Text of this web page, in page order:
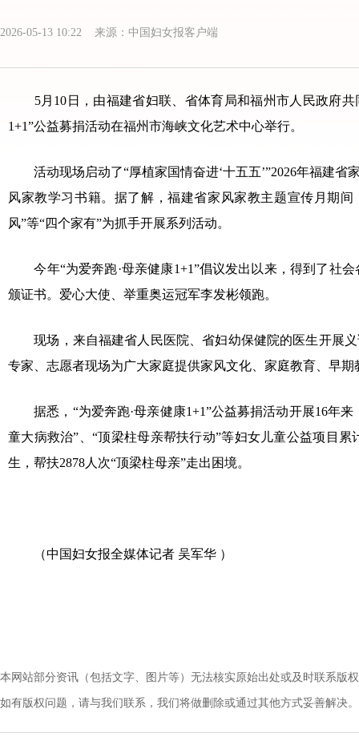
2026-05-13 10:22 来源：中国妇女报客户端
5月10日，由福建省妇联、省体育局和福州市人民政府共
1+1”公益募捐活动在福州市海峡文化艺术中心举行。
活动现场启动了“厚植家国情奋进‘十五五’”2026年福建省
风家教学习书籍。据了解，福建省家风家教主题宣传月期
风”等“四个家有”为抓手开展系列活动。
今年“为爱奔跑·母亲健康1+1”倡议发出以来，得到了社会
颁证书。爱心大使、举重奥运冠军李发彬领跑。
现场，来自福建省人民医院、省妇幼保健院的医生开展义
专家、志愿者现场为广大家庭提供家风文化、家庭教育、早
据悉，“为爱奔跑·母亲健康1+1”公益募捐活动开展16年来
童大病救治”、“顶梁柱母亲帮扶行动”等妇女儿童公益项目
生，帮扶2878人次“顶梁柱母亲”走出困境。
（中国妇女报全媒体记者 吴军华 ）
本网站部分资讯（包括文字、图片等）无法核实原始出处或及时联系版
如有版权问题，请与我们联系，我们将做删除或通过其他方式妥善解决。